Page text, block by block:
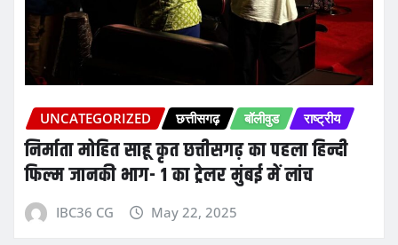
UNCATEGORIZED छत्तीसगढ़ बॉलीवुड राष्ट्रीय
निर्माता मोहित साहू कृत छत्तीसगढ़ का पहला हिन्दी
फिल्म जानकी भाग- 1 का ट्रेलर मुंबई में लांच
IBC36 CG May 22, 2025